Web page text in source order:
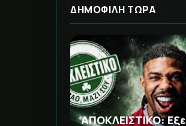
ΔΗΜΟΦΙΛΗ ΤΩΡΑ
ΑΠΟΚΛΕΙΣΤΙΚΟ: